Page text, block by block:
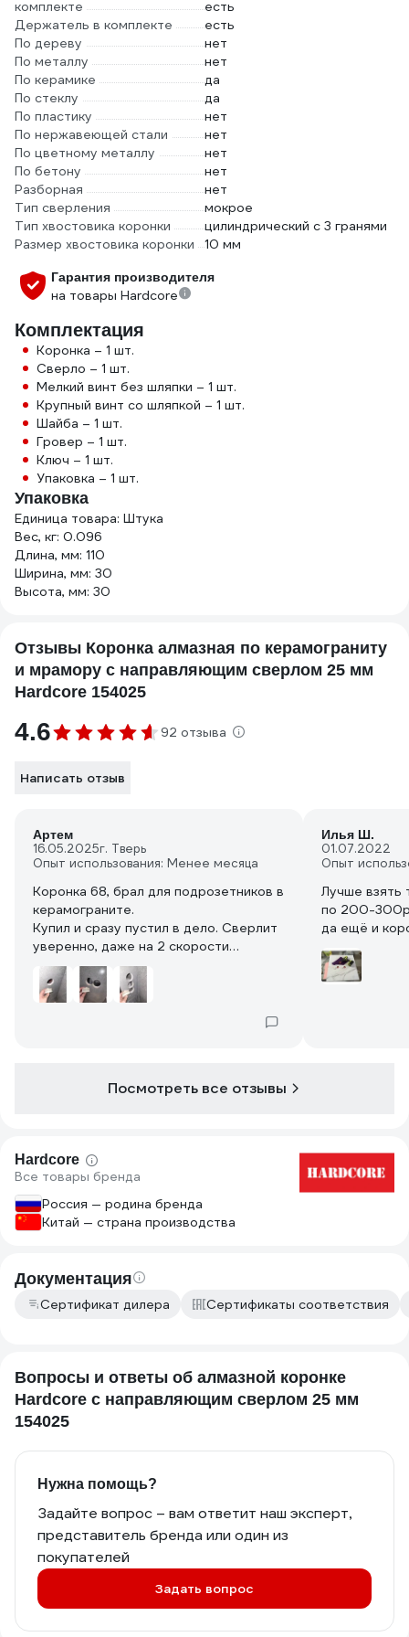
комплекте
есть
Держатель в комплекте
есть
По дереву
нет
По металлу
нет
По керамике
да
По стеклу
да
По пластику
нет
По нержавеющей стали
нет
По цветному металлу
нет
По бетону
нет
Разборная
нет
Тип сверления
мокрое
Тип хвостовика коронки
цилиндрический с 3 гранями
Размер хвостовика коронки
10 мм
Гарантия производителя
на товары Hardcore
Комплектация
Коронка – 1 шт.
Сверло – 1 шт.
Мелкий винт без шляпки – 1 шт.
Крупный винт со шляпкой – 1 шт.
Шайба – 1 шт.
Гровер – 1 шт.
Ключ – 1 шт.
Упаковка – 1 шт.
Упаковка
Единица товара: Штука
Вес, кг: 0.096
Длина, мм: 110
Ширина, мм: 30
Высота, мм: 30
Отзывы Коронка алмазная по керамограниту
и мрамору с направляющим сверлом 25 мм
Hardcore 154025
4.6 92 отзыва
Написать отзыв
Артем
16.05.2025г. Тверь
Опыт использования: Менее месяца
Коронка 68, брал для подрозетников в
керамограните.
Купил и сразу пустил в дело. Сверлит
уверенно, даже на 2 скорости
шуруповерта, но для пробделия срока
службы сверлил на первой!
Высверлил 6 отверстий и только
краска стерлась по бокам. Сверлил в
Илья Ш.
01.07.2022
Опыт
Лучше взять
по 200-300р
да ещё и
Посмотреть все отзывы
Hardcore
Все товары бренда
Россия — родина бренда
Китай — страна производства
Документация
Сертификат дилера Сертификаты соответствия
Вопросы и ответы об алмазной коронке
Hardcore с направляющим сверлом 25 мм
154025
Нужна помощь?
Задайте вопрос – вам ответит наш эксперт,
представитель бренда или один из
покупателей
Задать вопрос